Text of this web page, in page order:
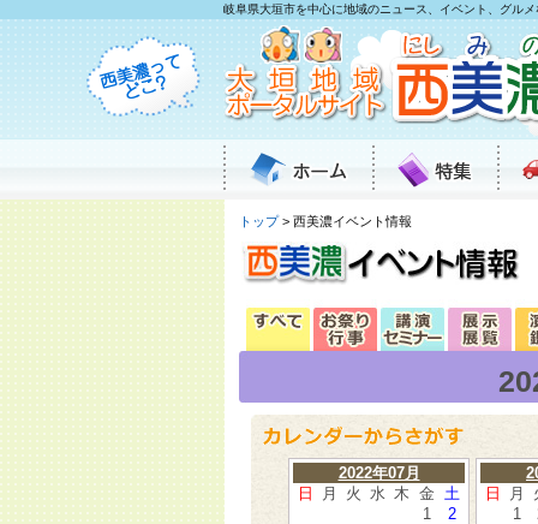
岐阜県大垣市を中心に地域のニュース、イベント、グル
トップ> 西美濃イベント情報
2022年07月
日
月 火 水 木 金 土
1
2
日
月
1